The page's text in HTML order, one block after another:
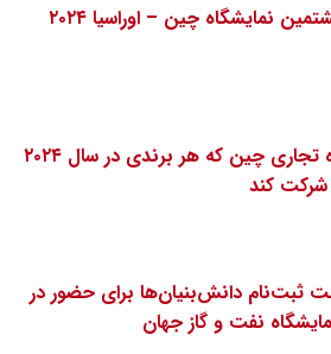
نمایشگاه چین – اوراسیا ۲۰۲۴
۹ نمایشگاه تجاری چین که هر برندی در سال ۲۰۲۴
شرکت کند
ثبت‌نام دانش‌بنیان‌ها برای حضور در
نفت و گاز جهان